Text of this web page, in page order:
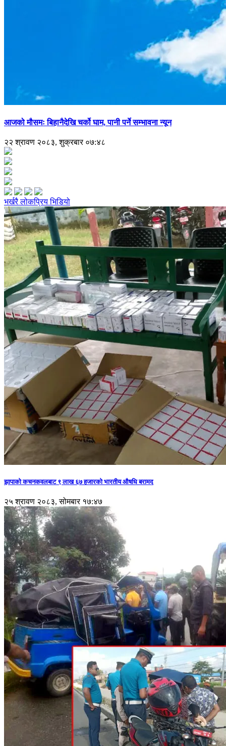
आजको मौसमः बिहानैदेखि चर्को घाम, पानी पर्ने सम्भावना न्यून
२२ श्रावण २०८३, शुक्रबार ०७:४८
भर्खरैलोकप्रियभिडियो
झापाको कचनकवलबाट ९ लाख ६७ हजारको भारतीय औषधि बरामद
२५ श्रावण २०८३, सोमबार १७:४७